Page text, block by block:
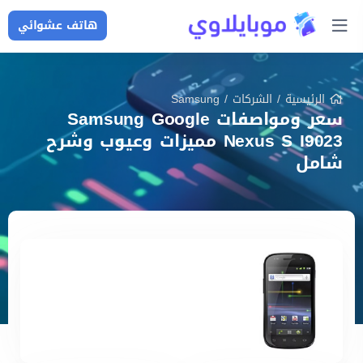
هاتف عشوائي
الرئيسية/ الشركات /
Samsung
سعر ومواصفات Samsung Google
Nexus S I9023 مميزات وعيوب وشرح
شامل